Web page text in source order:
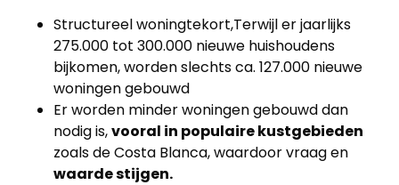
Structureel woningtekort,Terwijl er jaarlijks
275.000 tot 300.000 nieuwe huishoudens
bijkomen, worden slechts ca. 127.000 nieuwe
woningen gebouwd
Er worden minder woningen gebouwd dan
nodig is,vooral in populaire kustgebieden
zoals de Costa Blanca, waardoor vraag en
waarde stijgen.